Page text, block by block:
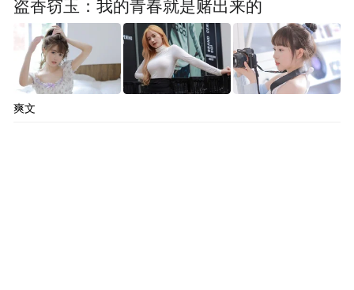
盗香窃玉：我的青春就是赌出来的
爽文